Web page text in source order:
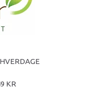
KR